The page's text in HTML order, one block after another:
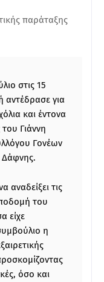
παράταξης
στις 15
για
και έντονα
Γιάννη
Γονέων
αναδείξει τις
του
είχε
η
όσο και